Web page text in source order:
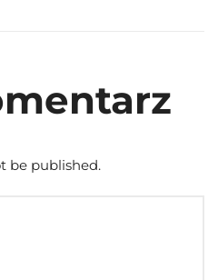
be published.